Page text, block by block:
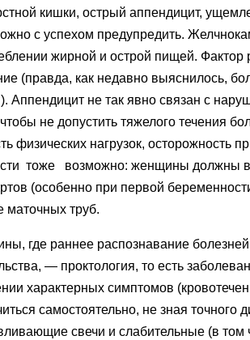
кишки, острый аппендицит,
с успехом преду­предить.
жирной и ост­рой пищей.
(правда, как недав­но выяснилось,
Аппендицит не так явно связан с
не допустить тяжелого течения
физиче­ских нагрузок, осторожность
тоже возможно: женщины должны
(особенно при первой
маточных труб.
где раннее распознавание
— проктология, то есть
харак­терных симптомов (
самосто­ятельно, не зная точного
свечи и слаби­тельные (в том